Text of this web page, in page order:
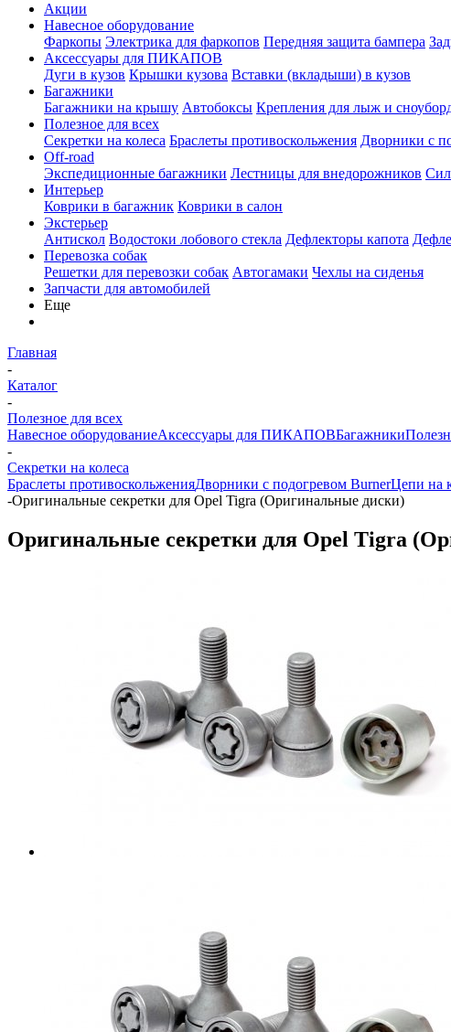
Акции
Навесное оборудование
Фаркопы Электрика для фаркопов Передняя защита бампера
Аксессуары для ПИКАПОВ
Дуги в кузов Крышки кузова Вставки (вкладыши) в кузов
Багажники
Багажники на крышу Автобоксы Крепления для лыж и
Полезное для всех
Секретки на колеса Браслеты противоскольжения Дворники с
Off-road
Экспедиционные багажники Лестницы для внедорожников
Интерьер
Коврики в багажник Коврики в салон
Экстерьер
Антискол Водостоки лобового стекла Дефлекторы капота
Перевозка собак
Решетки для перевозки собак Автогамаки Чехлы на сиденья
Запчасти для автомобилей
Еще
Главная
-
Каталог
-
Полезное для всех
Навесное оборудованиеАксессуары для ПИКАПОВБагажники
-
Секретки на колеса
Браслеты противоскольженияДворники с подогревом BurnerЦепи на
-Оригинальные секретки для Opel Tigra (Оригинальные диски)
Оригинальные секретки для Opel Tigra